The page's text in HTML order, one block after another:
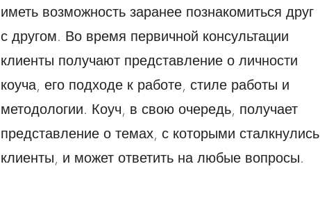
иметь возможность заранее познакомиться друг
с другом. Во время первичной консультации
клиенты получают представление о личности
коуча, его подходе к работе, стиле работы и
методологии. Коуч, в свою очередь, получает
представление о темах, с которыми сталкнулись
клиенты, и может ответить на любые вопросы.